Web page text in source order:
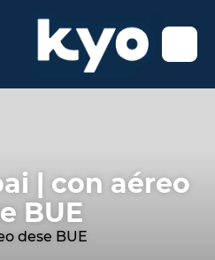
| con aéreo
BUE
dese BUE